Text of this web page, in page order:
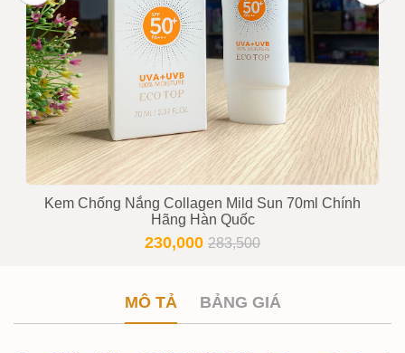
Kem Chống Nắng Collagen Mild Sun 70ml Chính
Hãng Hàn Quốc
230,000 283,500
MÔ TẢ BẢNG GIÁ